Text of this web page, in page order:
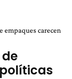
empaques carecen